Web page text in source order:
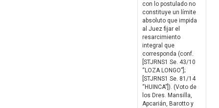
con lo postulado no
constituye un límite
absoluto que impida
al Juez fijar el
resarcimiento
integral que
corresponda (conf.
[STJRNS1 Se. 43/10
“LOZA LONGO”];
[STJRNS1 Se. 81/14
“HUINCA”]). (Voto de
los Dres. Mansilla,
Apcarián, Barotto y